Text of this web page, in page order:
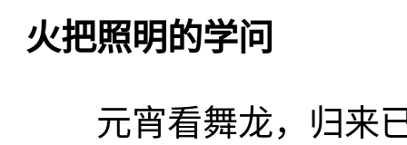
火把照明的学问
元宵看舞龙，归来已